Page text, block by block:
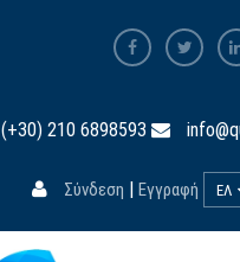
Αρχική σελίδα
Ο Κώδικας
(+30) 210 6898593
Σύνδεση Εγγραφή ΕΛ